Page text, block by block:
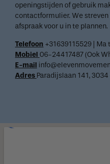
openingstijden of gebruik
contactformulier. We
afspraak voor u in te plannen.
Telefoon +31639115529 |
Mobiel 06-24417487 (Ook
E-mail
Adres Paradijslaan 141,